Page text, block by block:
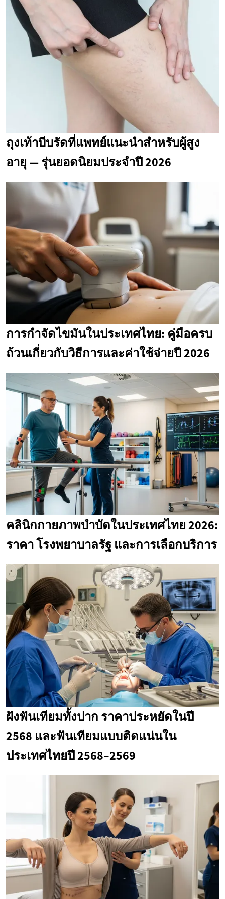
ถุงเท้าบีบรัดที่แพทย์แนะนำสำหรับผู้สูง
อายุ — รุ่นยอดนิยมประจำปี 2026
การกำจัดไขมันในประเทศไทย: คู่มือครบ
ถ้วนเกี่ยวกับวิธีการและค่าใช้จ่ายปี 2026
คลินิกกายภาพบำบัดในประเทศไทย 2026:
ราคา โรงพยาบาลรัฐ และการเลือกบริการ
ฝังฟันเทียมทั้งปาก ราคาประหยัดในปี
2568 และฟันเทียมแบบติดแน่นใน
ประเทศไทยปี 2568–2569